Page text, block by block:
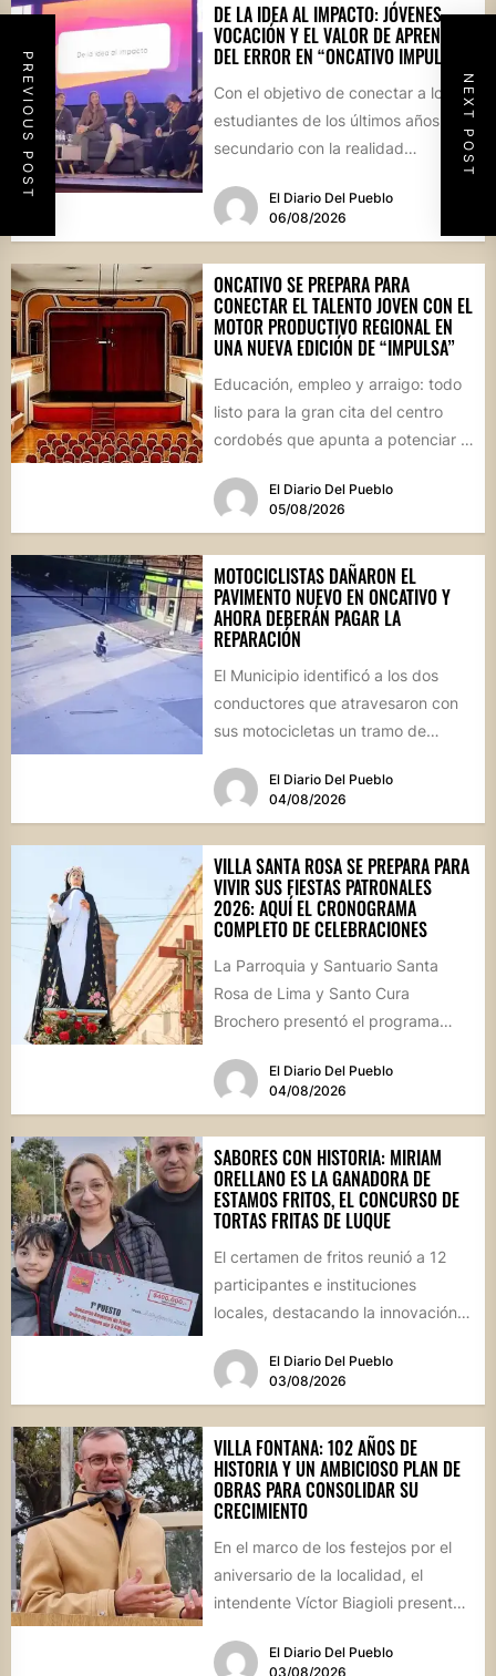
PREVIOUS POST NEXT POST
DE LA IDEA AL IMPACTO: JÓVENES,
VOCACIÓN Y EL VALOR DE APRENDER
DEL ERROR EN “ONCATIVO IMPULSA”
Con el objetivo de conectar a los
estudiantes de los últimos años del
secundario con la realidad
El Diario Del Pueblo
06/08/2026
ONCATIVO SE PREPARA PARA
CONECTAR EL TALENTO JOVEN CON EL
MOTOR PRODUCTIVO REGIONAL EN
UNA NUEVA EDICIÓN DE “IMPULSA”
Educación, empleo y arraigo: todo
listo para la gran cita del centro
cordobés que apunta a potenciar el
El Diario Del Pueblo
05/08/2026
MOTOCICLISTAS DAÑARON EL
PAVIMENTO NUEVO EN ONCATIVO Y
AHORA DEBERÁN PAGAR LA
REPARACIÓN
El Municipio identificó a los dos
conductores que atravesaron con
sus motocicletas un tramo de
calle...
El Diario Del Pueblo
04/08/2026
VILLA SANTA ROSA SE PREPARA PARA
VIVIR SUS FIESTAS PATRONALES
2026: AQUÍ EL CRONOGRAMA
COMPLETO DE CELEBRACIONES
La Parroquia y Santuario Santa
Rosa de Lima y Santo Cura
Brochero presentó el programa
El Diario Del Pueblo
04/08/2026
SABORES CON HISTORIA: MIRIAM
ORELLANO ES LA GANADORA DE
ESTAMOS FRITOS, EL CONCURSO DE
TORTAS FRITAS DE LUQUE
El certamen de fritos reunió a 12
participantes e instituciones
locales, destacando la innovación
El Diario Del Pueblo
03/08/2026
VILLA FONTANA: 102 AÑOS DE
HISTORIA Y UN AMBICIOSO PLAN DE
OBRAS PARA CONSOLIDAR SU
CRECIMIENTO
En el marco de los festejos por el
aniversario de la localidad, el
intendente Víctor Biagioli presentó
El Diario Del Pueblo
03/08/2026